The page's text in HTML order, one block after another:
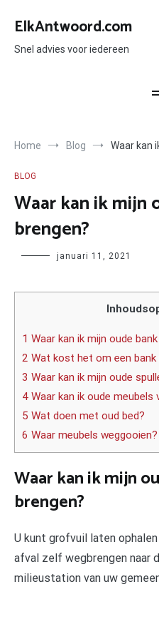
naar
inhoud
ElkAntwoord.com
Snel advies voor iedereen
Home Blog Waar kan
BLOG
Waar kan ik mijn
brengen?
Author januari 11, 2021
1 Waar kan ik mijn oude
2 Wat kost het om een
3 Waar kan ik mijn oude
4 Waar kan ik oude meubels
5 Wat doen met oud bed?
6 Waar meubels weggooien?
Waar kan ik mijn
brengen?
U kunt grofvuil laten
afval zelf wegbrengen naar
milieustation van uw